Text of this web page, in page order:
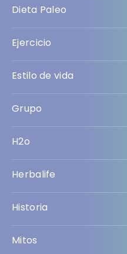
Dieta Paleo
Ejercicio
Estilo de vida
Grupo
H2o
Herbalife
Historia
Mitos